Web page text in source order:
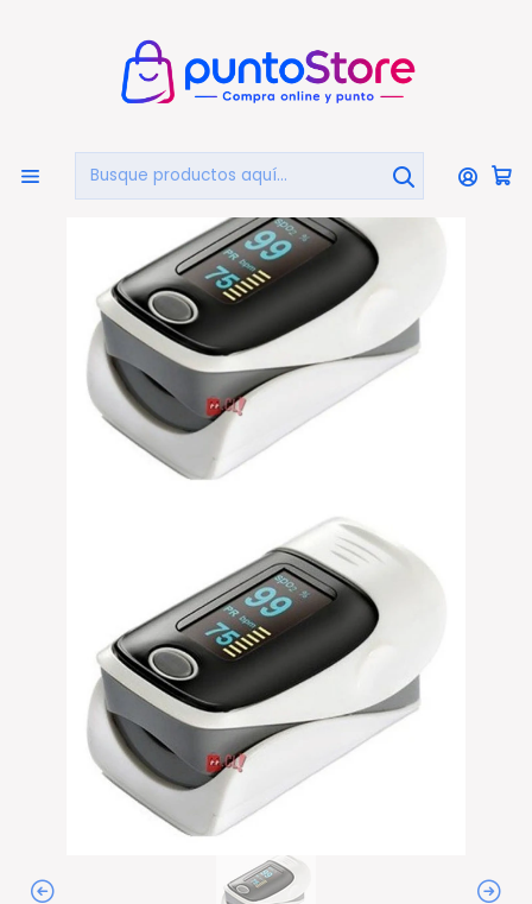
OTRAS CATEGORIAS Salud y Equipamiento Médico
Saturómetro
Saturómetro Oxímetro De Pulso Con Pantalla Led - Ps